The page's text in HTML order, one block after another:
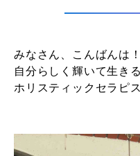
みなさん、こんばんは！
自分らしく輝いて生き
ホリスティックセラピ